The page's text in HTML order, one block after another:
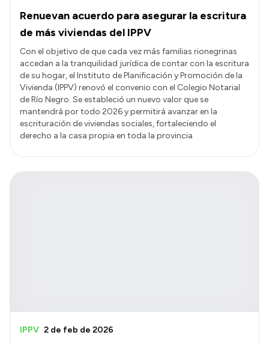
Renuevan acuerdo para asegurar la escritura
de más viviendas del IPPV
Con el objetivo de que cada vez más familias rionegrinas
accedan a la tranquilidad jurídica de contar con la escritura
de su hogar, el Instituto de Planificación y Promoción de la
Vivienda (IPPV) renovó el convenio con el Colegio Notarial
de Río Negro. Se estableció un nuevo valor que se
mantendrá por todo 2026 y permitirá avanzar en la
escrituración de viviendas sociales, fortaleciendo el
derecho a la casa propia en toda la provincia
IPPV 2 de feb de 2026